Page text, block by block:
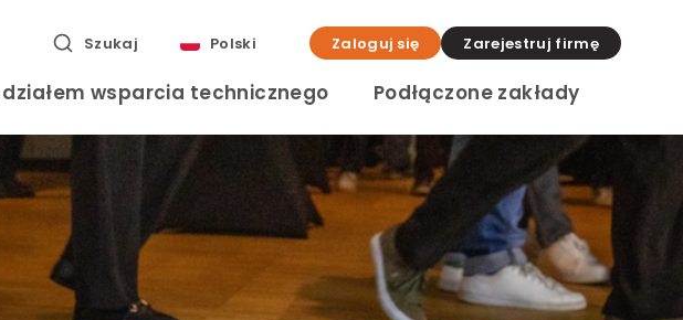
Szukaj Polski Zaloguj się Zarejestruj firmę
wsparcia technicznego Podłączone zakłady